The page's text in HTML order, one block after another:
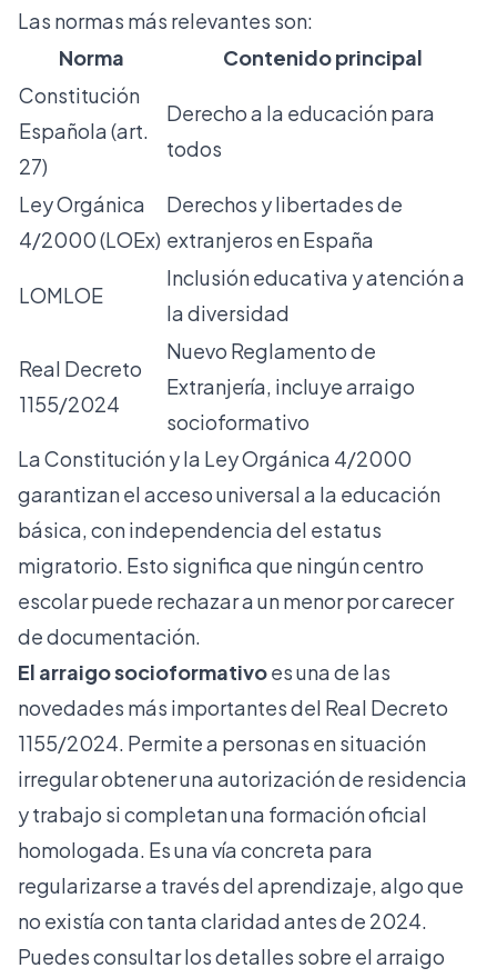
Las normas más relevantes son:
Norma
Contenido principal
Constitución
Española (art.
27)
Derecho a la educación para
todos
Ley Orgánica
4/2000 (LOEx)
Derechos y libertades de
extranjeros en España
LOMLOE
Inclusión educativa y atención a
la diversidad
Real Decreto
1155/2024
Nuevo Reglamento de
Extranjería, incluye arraigo
socioformativo
La Constitución y la Ley Orgánica 4/2000
garantizan el acceso universal a la educación
básica, con independencia del estatus
migratorio. Esto significa que ningún centro
escolar puede rechazar a un menor por carecer
de documentación.
El arraigo socioformativoes una de las
novedades más importantes del Real Decreto
1155/2024. Permite a personas en situación
irregular obtener una autorización de residencia
y trabajo si completan una formación oficial
homologada. Es una vía concreta para
regularizarse a través del aprendizaje, algo que
no existía con tanta claridad antes de 2024.
Puedes consultar losdetalles sobre el arraigo